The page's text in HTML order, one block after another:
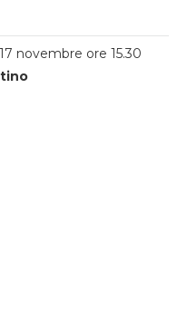
novembre ore 15.30